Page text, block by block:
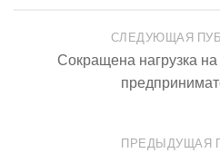
СЛЕДУЮЩАЯ
Сокращена нагрузка
ПРЕДЫДУЩАЯ